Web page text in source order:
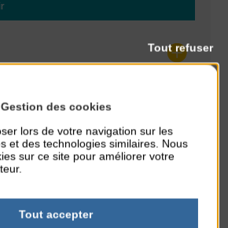
de sable
Gestion des cookies
lors de votre navigation sur les
et des technologies similaires. Nous
sur ce site pour améliorer votre
Tout accepter
Tout refuser